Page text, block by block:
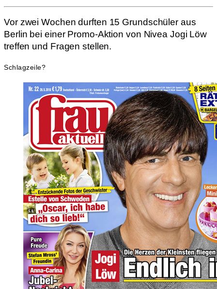
Vor zwei Wochen durften 15 Grundschüler aus
Berlin bei einer Promo-Aktion von Nivea Jogi Löw
treffen und Fragen stellen.
Schlagzeile?